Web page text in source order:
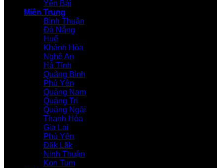
Yên Bái
Miền Trung
Bình Thuận
Đà Nẵng
Huế
Khánh Hòa
Nghệ An
Hà Tĩnh
Quảng Bình
Phú Yên
Quảng Nam
Quảng Trị
Quảng Ngãi
Thanh Hóa
Gia Lai
Phú Yên
Đăk Lăk
Ninh Thuận
Kon Tum